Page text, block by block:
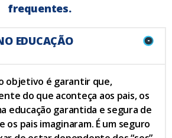
frequentes.
-
EDUCAÇÃO
objetivo é garantir que,
do que aconteça aos pais, os
educação garantida e segura de
os pais imaginaram. É um seguro